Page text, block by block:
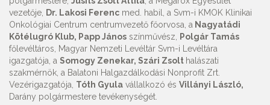
vezetője,
Dr. Lakosi Ferenc med. habil, a Svm-i KMOK Klinikai
Onkológiai Centrum centrumvezető főorvosa, a Nagyatádi
Kötélugró Klub, Papp János színművész,
Polgár Tamás
főlevéltáros, Magyar Nemzeti Levéltár Svm-i Levéltára
igazgatója, a Somogy Zenekar, Szári Zsolt halászati
szakmérnök, a Balatoni Halgazdálkodási Nonprofit Zrt.
Vezérigazgatója, Tóth Gyula vállalkozó és Villányi László,
Darány polgármestere tevékenységét.